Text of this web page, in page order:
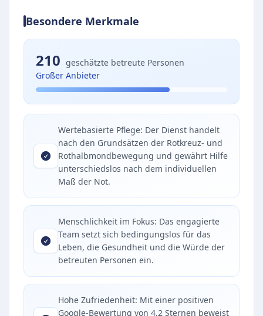
Besondere Merkmale
210 geschätzte betreute Personen
Großer Anbieter
Wertebasierte Pflege: Der Dienst handelt
nach den Grundsätzen der Rotkreuz- und
Rothalbmondbewegung und gewährt Hilfe
unterschiedslos nach dem individuellen
Maß der Not.
Menschlichkeit im Fokus: Das engagierte
Team setzt sich bedingungslos für das
Leben, die Gesundheit und die Würde der
betreuten Personen ein.
Hohe Zufriedenheit: Mit einer positiven
Google-Bewertung von 4,2 Sternen beweist